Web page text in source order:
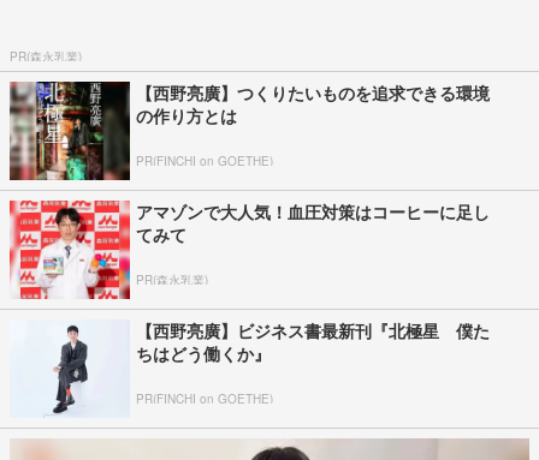
PR(森永乳業)
【西野亮廣】つくりたいものを追求できる環境
の作り方とは
PR(FINCHI on GOETHE)
アマゾンで大人気！血圧対策はコーヒーに足し
てみて
PR(森永乳業)
【西野亮廣】ビジネス書最新刊『北極星 僕た
ちはどう働くか』
PR(FINCHI on GOETHE)